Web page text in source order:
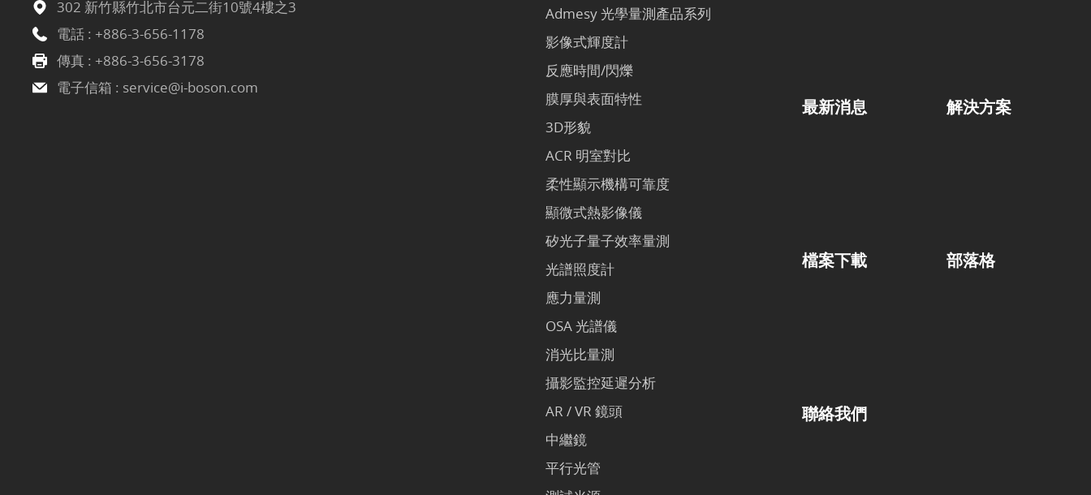
Admesy 光學量測產品系列
影像式輝度計
反應時間/閃爍
膜厚與表面特性
3D形貌
ACR 明室對比
柔性顯示機構可靠度
顯微式熱影像儀
矽光子量子效率量測
光譜照度計
應力量測
OSA 光譜儀
消光比量測
攝影監控延遲分析
AR / VR 鏡頭
中繼鏡
平行光管
最新消息 解決方案
檔案下載 部落格
聯絡我們
302 新竹縣竹北市台元二街10號4樓之3
電話 : +886-3-656-1178
傳真 : +886-3-656-3178
電子信箱 : service@i-boson.com